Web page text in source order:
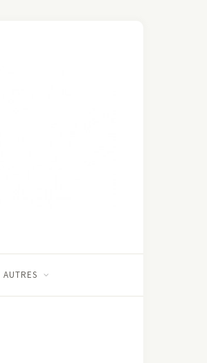
AUTRES